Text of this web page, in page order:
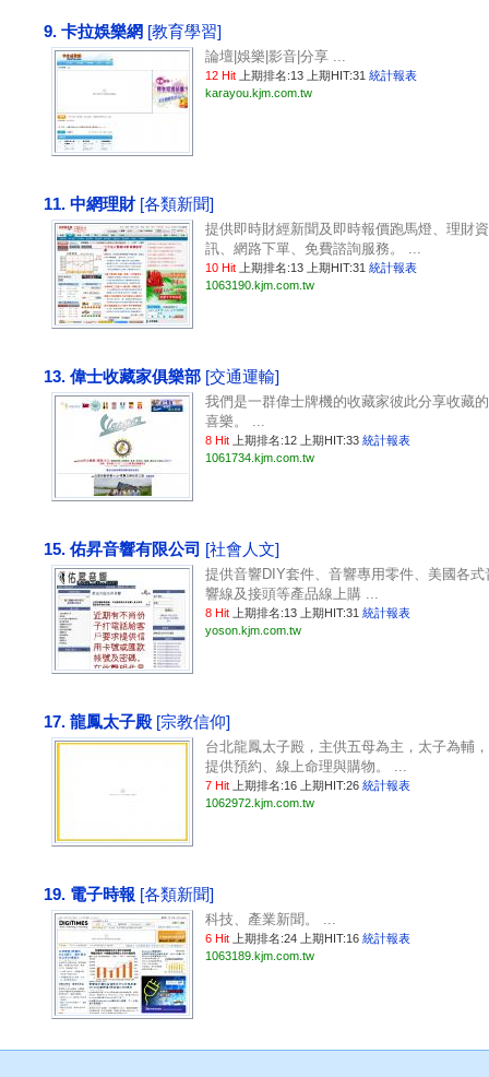
9. 卡拉娛樂網 [教育學習]
論壇|娛樂|影音|分享 ...
12 Hit 上期排名:13 上期HIT:31 統計報表
karayou.kjm.com.tw
11. 中網理財 [各類新聞]
提供即時財經新聞及即時報價跑馬燈、理財資
訊、網路下單、免費諮詢服務。 ...
10 Hit 上期排名:13 上期HIT:31 統計報表
1063190.kjm.com.tw
13. 偉士收藏家俱樂部 [交通運輸]
我們是一群偉士牌機的收藏家彼此分享收藏的
喜樂。 ...
8 Hit 上期排名:12 上期HIT:33 統計報表
1061734.kjm.com.tw
15. 佑昇音響有限公司 [社會人文]
提供音響DIY套件、音響專用零件、美國各式
響線及接頭等產品線上購 ...
8 Hit 上期排名:13 上期HIT:31 統計報表
yoson.kjm.com.tw
17. 龍鳳太子殿 [宗教信仰]
台北龍鳳太子殿，主供五母為主，太子為輔，
提供預約、線上命理與購物。 ...
7 Hit 上期排名:16 上期HIT:26 統計報表
1062972.kjm.com.tw
19. 電子時報 [各類新聞]
科技、產業新聞。 ...
6 Hit 上期排名:24 上期HIT:16 統計報表
1063189.kjm.com.tw